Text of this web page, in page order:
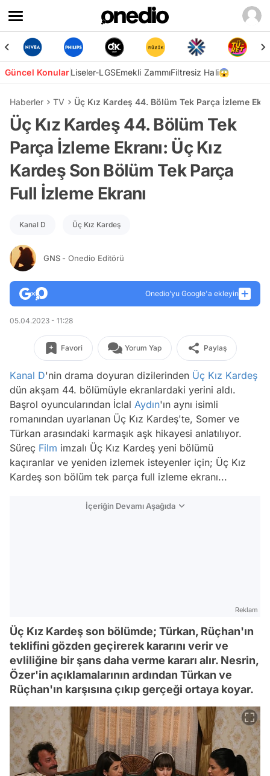
Güncel KonularLiseler-LGSEmekli ZammıFiltresiz Hali😱
Haberler TV Üç Kız Kardeş 44. Bölüm Tek Parça İzleme
Üç Kız Kardeş 44. Bölüm Tek
Parça İzleme Ekranı: Üç Kız
Kardeş Son Bölüm Tek Parça
Full İzleme Ekranı
Kanal D Üç Kız Kardeş
GNS - Onedio Editörü
Onedio’yu Google'a ekleyin
05.04.2023 - 11:28
Favori Yorum Yap Paylaş
Kanal D'nin drama doyuran dizilerinden Üç Kız Kardeş
dün akşam 44. bölümüyle ekranlardaki yerini aldı.
Başrol oyuncularından İclal Aydın'ın aynı isimli
romanından uyarlanan Üç Kız Kardeş'te, Somer ve
Türkan arasındaki karmaşık aşk hikayesi anlatılıyor.
Süreç Film imzalı Üç Kız Kardeş yeni bölümü
kaçıranlar ve yeniden izlemek isteyenler için; Üç Kız
Kardeş son bölüm tek parça full izleme ekranı...
İçeriğin Devamı Aşağıda
Reklam
Üç Kız Kardeş son bölümde; Türkan, Rüçhan'ın
teklifini gözden geçirerek kararını verir ve
evliliğine bir şans daha verme kararı alır. Nesrin,
Özer'in açıklamalarının ardından Türkan ve
Rüçhan'ın karşısına çıkıp gerçeği ortaya koyar.